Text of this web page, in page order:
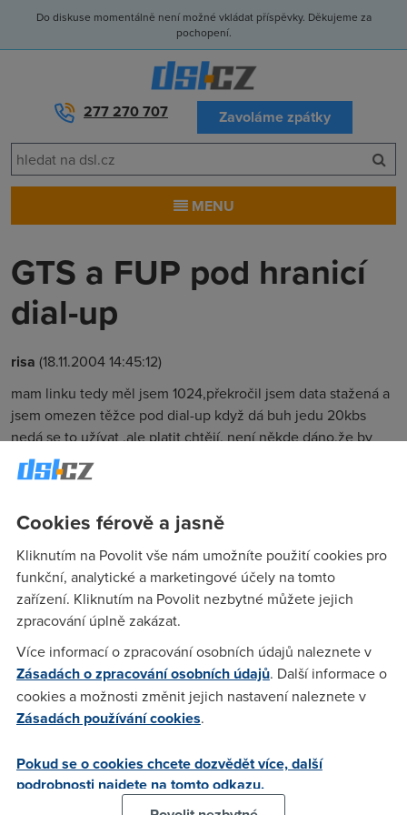
Do diskuse momentálně není možné vkládat příspěvky. Děkujeme za
pochopení.
277 270 707 Zavoláme zpátky
MENU
GTS a FUP pod hranicí
dial-up
risa (18.11.2004 14:45:12)
mam linku tedy měl jsem 1024,překročil jsem data stažená a
jsem omezen těžce pod dial-up když dá buh jedu 20kbs
nedá se to užívat ,ale platit chtějí. není někde dáno,že by
chom nemohli klesnout na dial -up. je to děs.
Zabar(18.11.2004 15:03:58)
Ne to je proste FUP od GTS. Doporucuje se neprekracovat.
Ted na te rychlosti budes pres 3 tejdny...
Jestli to ulehci tvemu srdci, tak u nextry mas to same/ speed:
342B/s
GTS sice nejsou svatí, ale tys to taky pořádně roztočil - 8 GB
za 2 týdny je teda výkon nadrženého bývalého 56 kb-tysty.
Cookies férově a jasně
Kliknutím na Povolit vše nám umožníte použití cookies pro
funkční, analytické a marketingové účely na tomto
zařízení. Kliknutím na Povolit nezbytné můžete jejich
zpracování úplně zakázat.
Více informací o zpracování osobních údajů naleznete v
Zásadách o zpracování osobních údajů. Další informace o
cookies a možnosti změnit jejich nastavení naleznete v
Zásadách používání cookies.
Pokud se o cookies chcete dozvědět více, další
podrobnosti najdete na tomto odkazu.